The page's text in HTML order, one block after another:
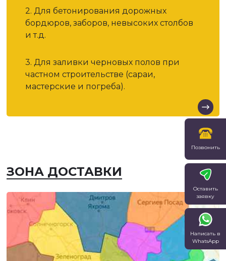
2. Для бетонирования дорожных
бордюров, заборов, невысоких столбов
и т.д.
3. Для заливки черновых полов при
частном строительстве (сараи,
мастерские и погреба).
ЗОНА ДОСТАВКИ
Позвонить
Оставить
заявку
Написать в
WhatsApp